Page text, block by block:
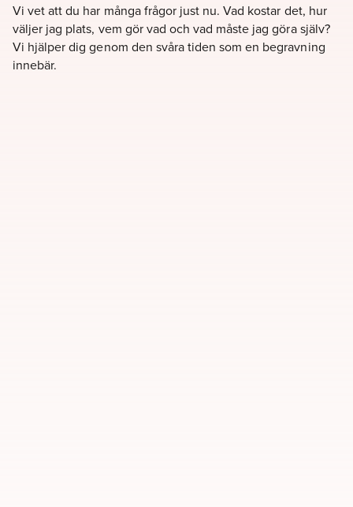
Vi vet att du har många frågor just nu. Vad kostar det, hur
väljer jag plats, vem gör vad och vad måste jag göra själv?
Vi hjälper dig genom den svåra tiden som en begravning
innebär.